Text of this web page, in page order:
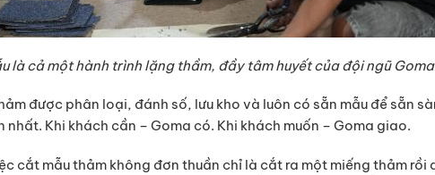
là cả một hành trình lặng thầm, đầy tâm huyết của đội ngũ Goma
được phân loại, đánh số, lưu kho và luôn có sẵn mẫu để sẵn
Khi khách cần – Goma có. Khi khách muốn – Goma giao.
cắt mẫu thảm không đơn thuần chỉ là cắt ra một miếng thảm rồi